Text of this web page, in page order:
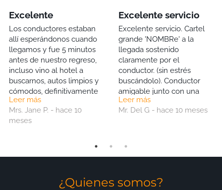
Excelente
Los conductores estaban
allí esperándonos cuando
llegamos y fue 5 minutos
antes de nuestro regreso,
incluso vino al hotel a
buscarnos, autos limpios y
cómodos, definitivamente
los usaremos nuevamente.
Leer más
Mrs. Jane P. - hace 10
meses
Excelente servicio
Excelente servicio. Cartel
grande 'NOMBRe' a la
llegada sostenido
claramente por el
conductor. (sin estrés
buscándolo). Conductor
amigable junto con una
botella de agua gratis
(excelente, muy apreciado
bueno. Definitivamente
Leer más
Mr. Del G - hace 10 meses
¿Quienes somos?